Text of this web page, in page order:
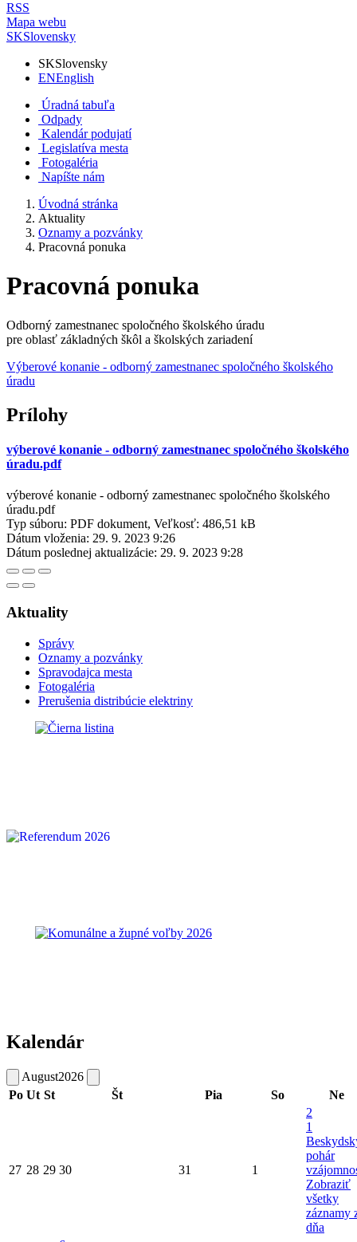
RSS
Mapa webu
SKSlovensky
SKSlovensky
ENEnglish
Úradná tabuľa
Odpady
Kalendár podujatí
Legislatíva mesta
Fotogaléria
Napíšte nám
Úvodná stránka
Aktuality
Oznamy a pozvánky
Pracovná ponuka
Pracovná ponuka
Odborný zamestnanec spoločného školského úradu
pre oblasť základných škôl a školských zariadení
Výberové konanie - odborný zamestnanec spoločného školského
úradu
Prílohy
výberové konanie - odborný zamestnanec spoločného školského
úradu.pdf
výberové konanie - odborný zamestnanec spoločného školského
úradu.pdf
Typ súboru: PDF dokument, Veľkosť: 486,51 kB
Dátum vloženia: 29. 9. 2023 9:26
Dátum poslednej aktualizácie: 29. 9. 2023 9:28
Aktuality
Správy
Oznamy a pozvánky
Spravodajca mesta
Fotogaléria
Prerušenia distribúcie elektriny
Kalendár
August2026
Po Ut St Št Pia So Ne
27 28 29 30 31 1
2
1
pohár
Zobraziť
všetky
záznamy
dňa